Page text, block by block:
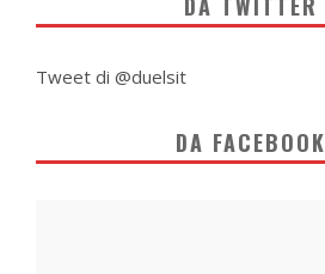
Tweet di @duelsit
DA FACEBOOK